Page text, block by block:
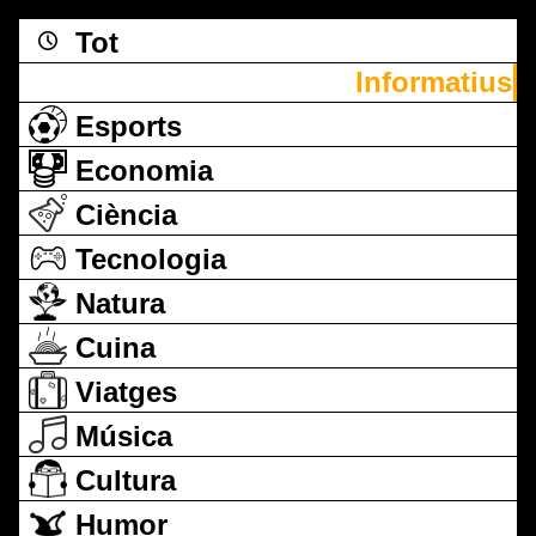
Tot
Informatius
Esports
Economia
Ciència
Tecnologia
Natura
Cuina
Viatges
Música
Cultura
Humor